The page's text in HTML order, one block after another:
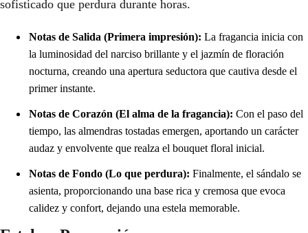
sofisticado que perdura durante horas.
Notas de Salida (Primera impresión): La fragancia inicia con
la luminosidad del narciso brillante y el jazmín de floración
nocturna, creando una apertura seductora que cautiva desde el
primer instante.
Notas de Corazón (El alma de la fragancia): Con el paso del
tiempo, las almendras tostadas emergen, aportando un carácter
audaz y envolvente que realza el bouquet floral inicial.
Notas de Fondo (Lo que perdura): Finalmente, el sándalo se
asienta, proporcionando una base rica y cremosa que evoca
calidez y confort, dejando una estela memorable.